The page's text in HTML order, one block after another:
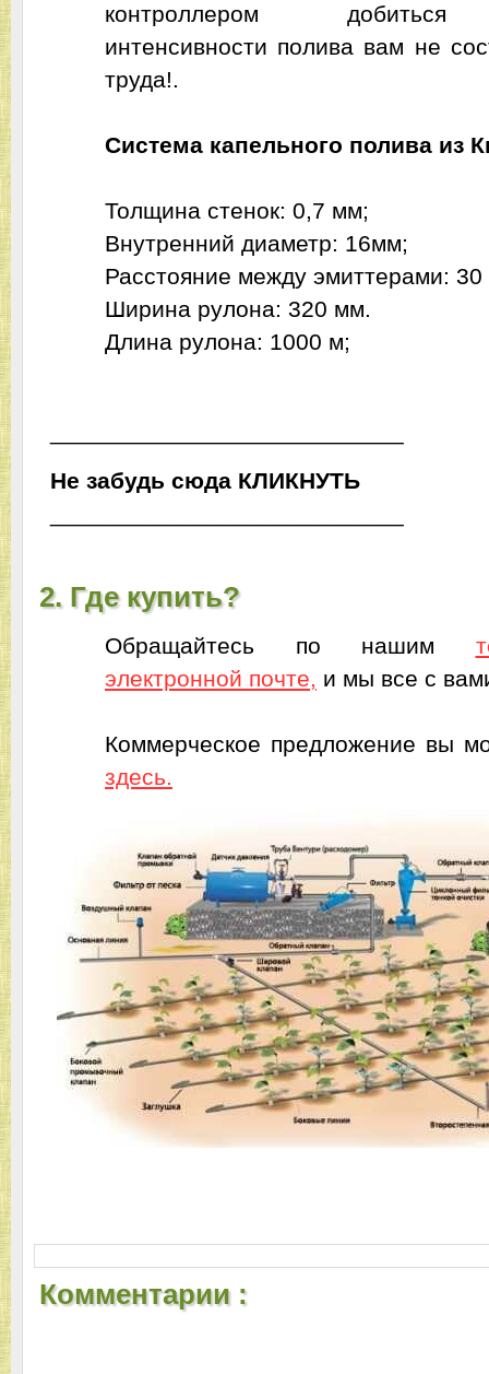
контроллером добиться
интенсивности полива вам не
труда!.
Система капельного полива из
Толщина стенок: 0,7 мм;
Внутренний диаметр: 16мм;
Расстояние между эмиттерами: 30
Ширина рулона: 320 мм.
Длина рулона: 1000 м;
Не забудь сюда ЬТУНКИЛК
2. Где купить?
Обращайтесь по нашим
электронной почте, и мы все с
Коммерческое предложение вы
здесь.
Комментарии :